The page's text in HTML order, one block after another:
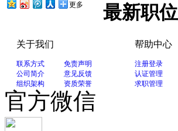
更多 最新职位
关于我们
联系方式
免责声明
公司简介
意见反馈
组织架构
资质荣誉
帮助中心
注册登录
认证管理
求职管理
官方微信